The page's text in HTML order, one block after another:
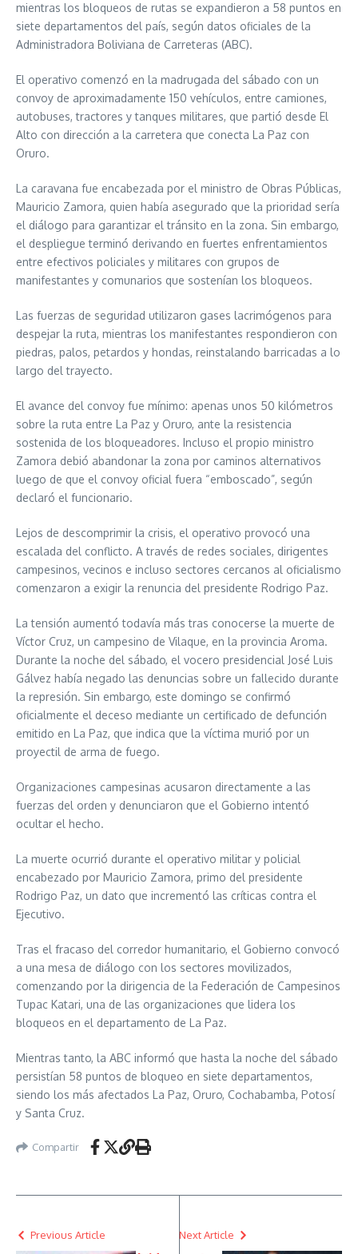
mientras los bloqueos de rutas se expandieron a 58 puntos en
siete departamentos del país, según datos oficiales de la
Administradora Boliviana de Carreteras (ABC).
El operativo comenzó en la madrugada del sábado con un
convoy de aproximadamente 150 vehículos, entre camiones,
autobuses, tractores y tanques militares, que partió desde El
Alto con dirección a la carretera que conecta La Paz con
Oruro.
La caravana fue encabezada por el ministro de Obras Públicas,
Mauricio Zamora, quien había asegurado que la prioridad sería
el diálogo para garantizar el tránsito en la zona. Sin embargo,
el despliegue terminó derivando en fuertes enfrentamientos
entre efectivos policiales y militares con grupos de
manifestantes y comunarios que sostenían los bloqueos.
Las fuerzas de seguridad utilizaron gases lacrimógenos para
despejar la ruta, mientras los manifestantes respondieron con
piedras, palos, petardos y hondas, reinstalando barricadas a lo
largo del trayecto.
El avance del convoy fue mínimo: apenas unos 50 kilómetros
sobre la ruta entre La Paz y Oruro, ante la resistencia
sostenida de los bloqueadores. Incluso el propio ministro
Zamora debió abandonar la zona por caminos alternativos
luego de que el convoy oficial fuera “emboscado”, según
declaró el funcionario.
Lejos de descomprimir la crisis, el operativo provocó una
escalada del conflicto. A través de redes sociales, dirigentes
campesinos, vecinos e incluso sectores cercanos al oficialismo
comenzaron a exigir la renuncia del presidente Rodrigo Paz.
La tensión aumentó todavía más tras conocerse la muerte de
Víctor Cruz, un campesino de Vilaque, en la provincia Aroma.
Durante la noche del sábado, el vocero presidencial José Luis
Gálvez había negado las denuncias sobre un fallecido durante
la represión. Sin embargo, este domingo se confirmó
oficialmente el deceso mediante un certificado de defunción
emitido en La Paz, que indica que la víctima murió por un
proyectil de arma de fuego.
Organizaciones campesinas acusaron directamente a las
fuerzas del orden y denunciaron que el Gobierno intentó
ocultar el hecho.
La muerte ocurrió durante el operativo militar y policial
encabezado por Mauricio Zamora, primo del presidente
Rodrigo Paz, un dato que incrementó las críticas contra el
Ejecutivo.
Tras el fracaso del corredor humanitario, el Gobierno convocó
a una mesa de diálogo con los sectores movilizados,
comenzando por la dirigencia de la Federación de Campesinos
Tupac Katari, una de las organizaciones que lidera los
bloqueos en el departamento de La Paz.
Mientras tanto, la ABC informó que hasta la noche del sábado
persistían 58 puntos de bloqueo en siete departamentos,
siendo los más afectados La Paz, Oruro, Cochabamba, Potosí
y Santa Cruz.
Compartir
Previous Article Next Article